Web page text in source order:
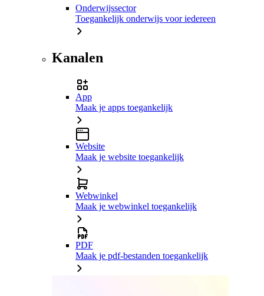
Onderwijssector
Toegankelijk onderwijs voor iedereen
Kanalen
App
Maak je apps toegankelijk
Website
Maak je website toegankelijk
Webwinkel
Maak je webwinkel toegankelijk
PDF
Maak je pdf-bestanden toegankelijk